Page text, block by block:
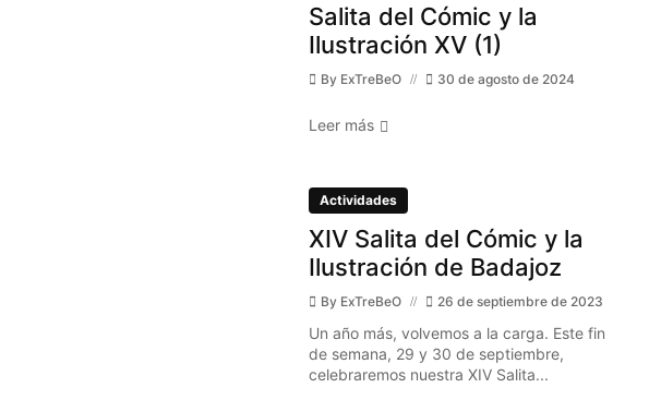
Salita del Cómic y la
Ilustración XV (1)
By ExTreBeO 30 de agosto de 2024
Leer más
Actividades
XIV Salita del Cómic y la
Ilustración de Badajoz
By ExTreBeO 26 de septiembre de 2023
Un año más, volvemos a la carga. Este fin
de semana, 29 y 30 de septiembre,
celebraremos nuestra XIV Salita...